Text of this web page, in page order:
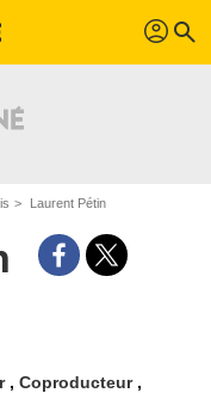
profil search
Laurent Pétin
,Coproducteur ,